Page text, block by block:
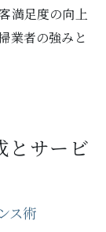
満足度の向上
業者の強みと
とサービ
ス術